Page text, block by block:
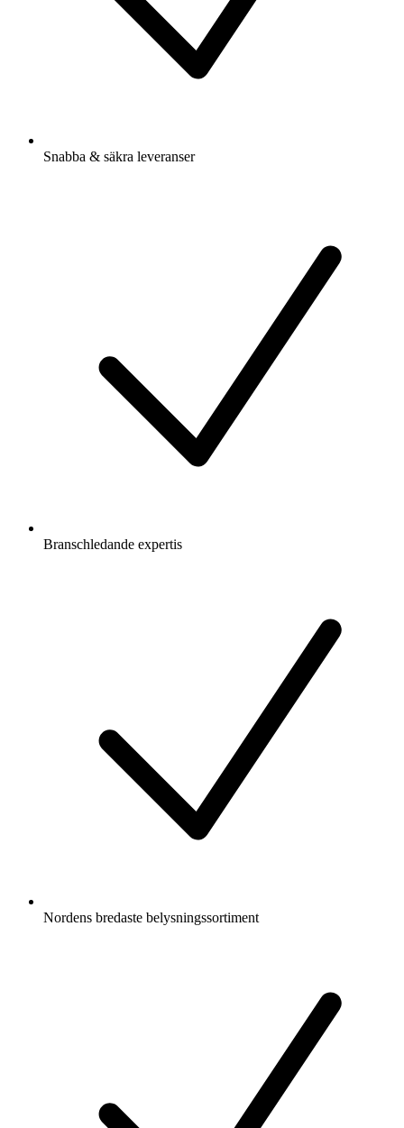
Snabba & säkra leveranser
Branschledande expertis
Nordens bredaste belysningssortiment